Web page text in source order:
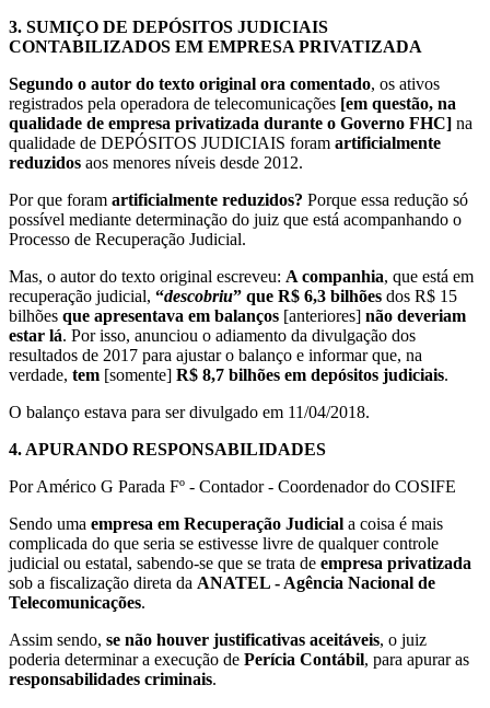
3. SUMIÇO DE DEPÓSITOS JUDICIAIS
CONTABILIZADOS EM EMPRESA PRIVATIZADA
Segundo o autor do texto original ora comentado, os ativos
registrados pela operadora de telecomunicações [em questão, na
qualidade de empresa privatizada durante o Governo FHC] na
qualidade de DEPÓSITOS JUDICIAIS foram artificialmente
reduzidos aos menores níveis desde 2012.
Por que foram artificialmente reduzidos? Porque essa redução só
possível mediante determinação do juiz que está acompanhando o
Processo de Recuperação Judicial.
Mas, o autor do texto original escreveu: A companhia, que está em
recuperação judicial, “descobriu” que R$ 6,3 bilhões dos R$ 15
bilhões que apresentava em balanços [anteriores] não deveriam
estar lá. Por isso, anunciou o adiamento da divulgação dos
resultados de 2017 para ajustar o balanço e informar que, na
verdade, tem [somente] R$ 8,7 bilhões em depósitos judiciais.
O balanço estava para ser divulgado em 11/04/2018.
4. APURANDO RESPONSABILIDADES
Por Américo G Parada Fº - Contador - Coordenador do COSIFE
Sendo uma empresa em Recuperação Judicial a coisa é mais
complicada do que seria se estivesse livre de qualquer controle
judicial ou estatal, sabendo-se que se trata de empresa privatizada
sob a fiscalização direta da ANATEL - Agência Nacional de
Telecomunicações.
Assim sendo, se não houver justificativas aceitáveis, o juiz
poderia determinar a execução de Perícia Contábil, para apurar as
responsabilidades criminais.